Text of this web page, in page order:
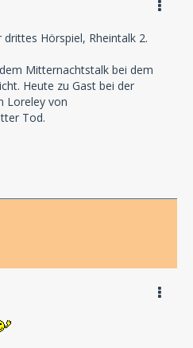
Hörspiel, Rheintalk 2.
Mitternachtstalk bei dem
Heute zu Gast bei der
Loreley von
Tod.